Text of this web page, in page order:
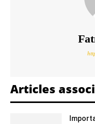
Articles